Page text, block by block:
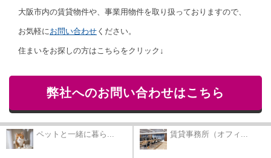
大阪市内の賃貸物件や、事業用物件を取り扱っておりますので、
お気軽に お問い合わせ ください。
住まいをお探しの方はこちらをクリック↓
弊社へのお問い合わせはこちら
ペットと一緒に暮ら... 賃貸事務所（オフィ...